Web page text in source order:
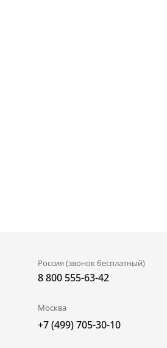
Россия (звонок бесплатный)
8 800 555-63-42
Москва
+7 (499) 705-30-10